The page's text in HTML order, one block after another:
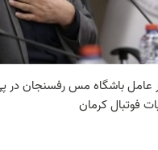
عامل باشگاه مس رفسنجان در
فوتبال کرمان